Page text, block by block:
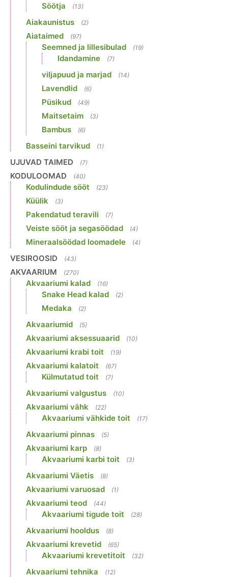
Söötja (13)
Aiakaunistus (2)
Aiataimed (97)
Seemned ja lillesibulad (19)
Idandamine (7)
viljapuud ja marjad (14)
Lavendlid (6)
Püsikud (49)
Maitsetaim (3)
Bambus (6)
Basseini tarvikud (1)
UJUVAD TAIMED (7)
KODULOOMAD (40)
Kodulindude sööt (23)
Küülik (3)
Pakendatud teravili (7)
Veiste sööt ja segasöödad (4)
Mineraalsöödad loomadele (4)
VESIROOSID (43)
AKVAARIUM (270)
Akvaariumi kalad (16)
Snake Head kalad (2)
Medaka (2)
Akvaariumid (5)
Akvaariumi aksessuaarid (10)
Akvaariumi krabi toit (19)
Akvaariumi kalatoit (67)
Külmutatud toit (7)
Akvaariumi valgustus (10)
Akvaariumi vähk (22)
Akvaariumi vähkide toit (17)
Akvaariumi pinnas (5)
Akvaariumi karp (8)
Akvaariumi karbi toit (3)
Akvaariumi Väetis (8)
Akvaariumi varuosad (1)
Akvaariumi teod (44)
Akvaariumi tigude toit (28)
Akvaariumi hooldus (8)
Akvaariumi krevetid (65)
Akvaariumi krevetitoit (32)
Akvaariumi tehnika (12)